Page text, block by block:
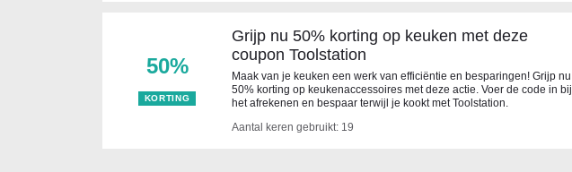
50%
KORTING
Grijp nu 50% korting op keuken met deze
coupon Toolstation
Maak van je keuken een werk van efficiëntie en besparingen! Grijp nu
50% korting op keukenaccessoires met deze actie. Voer de code in bij
het afrekenen en bespaar terwijl je kookt met Toolstation.
Aantal keren gebruikt: 19